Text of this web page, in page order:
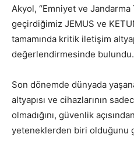
Akyol, “Emniyet ve Jandarma
geçirdiğimiz JEMUS ve
tamamında kritik iletişim
değerlendirmesinde bulundu.
Son dönemde dünyada
altyapısı ve cihazlarının
olmadığını, güvenlik
yeteneklerden biri olduğunu